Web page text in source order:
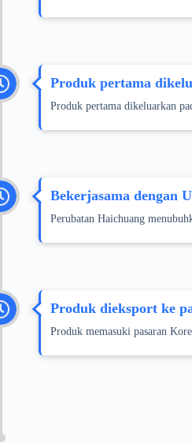
Produk pertama
Produk pertama dikeluarkan
Bekerjasama dengan
Perubatan Haichuang
Produk dieksport ke
Produk memasuki pasaran